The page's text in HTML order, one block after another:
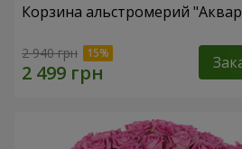
Корзина альстромерий
2 940 грн